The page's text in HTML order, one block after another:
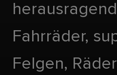
Fahrräder,
Felgen,